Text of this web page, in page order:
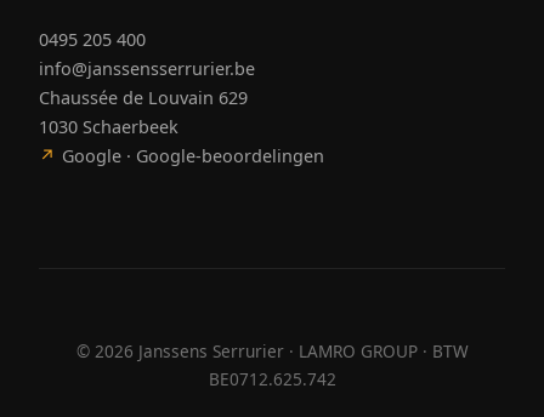
0495 205 400
info@janssensserrurier.be
Chaussée de Louvain 629
1030 Schaerbeek
↗ Google · Google-beoordelingen
© 2026 Janssens Serrurier · LAMRO GROUP · BTW
BE0712.625.742